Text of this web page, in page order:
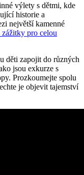
výlety s dětmi, kde
historie a
největší kamenné
zážitky pro celou
děti zapojit do různých
jsou exkurze s
Prozkoumejte spolu
je objevit tajemství